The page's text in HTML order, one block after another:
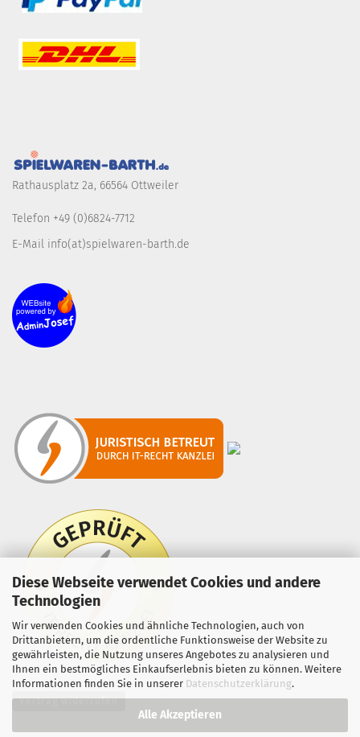
Diese Webseite verwendet Cookies und andere
Technologien
Wir verwenden Cookies und ähnliche Technologien, auch von
Drittanbietern, um die ordentliche Funktionsweise der Website zu
gewährleisten, die Nutzung unseres Angebotes zu analysieren und
Ihnen ein bestmögliches Einkaufserlebnis bieten zu können. Weitere
Informationen finden Sie in unserer Datenschutzerklärung.
Alle Akzeptieren
Rathausplatz 2a, 66564 Ottweiler
Telefon +49 (0)6824-7712
E-Mail info(at)spielwaren-barth.de
Vertrag widerrufen